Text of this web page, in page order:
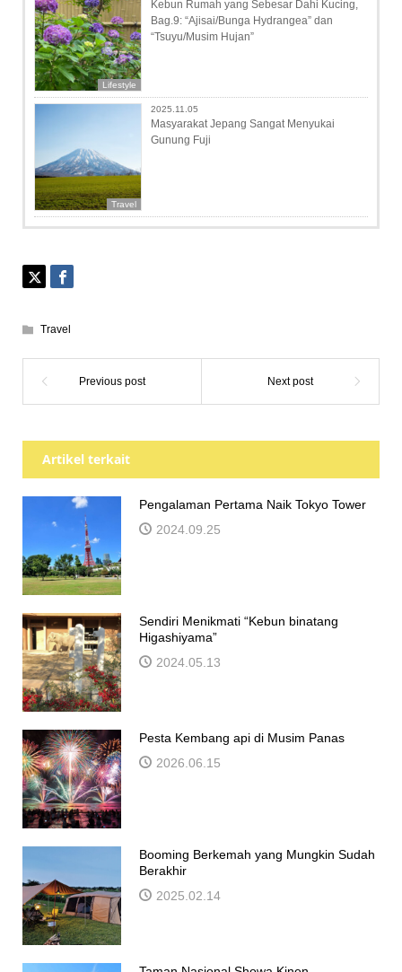
Lifestyle
Kebun Rumah yang Sebesar Dahi Kucing,
Bag.9: “Ajisai/Bunga Hydrangea” dan
“Tsuyu/Musim Hujan”
Travel
2025.11.05
Masyarakat Jepang Sangat Menyukai
Gunung Fuji
Travel
Artikel terkait
Pengalaman Pertama Naik Tokyo Tower
2024.09.25
Sendiri Menikmati “Kebun binatang
Higashiyama”
2024.05.13
Pesta Kembang api di Musim Panas
2026.06.15
Booming Berkemah yang Mungkin Sudah
Berakhir
2025.02.14